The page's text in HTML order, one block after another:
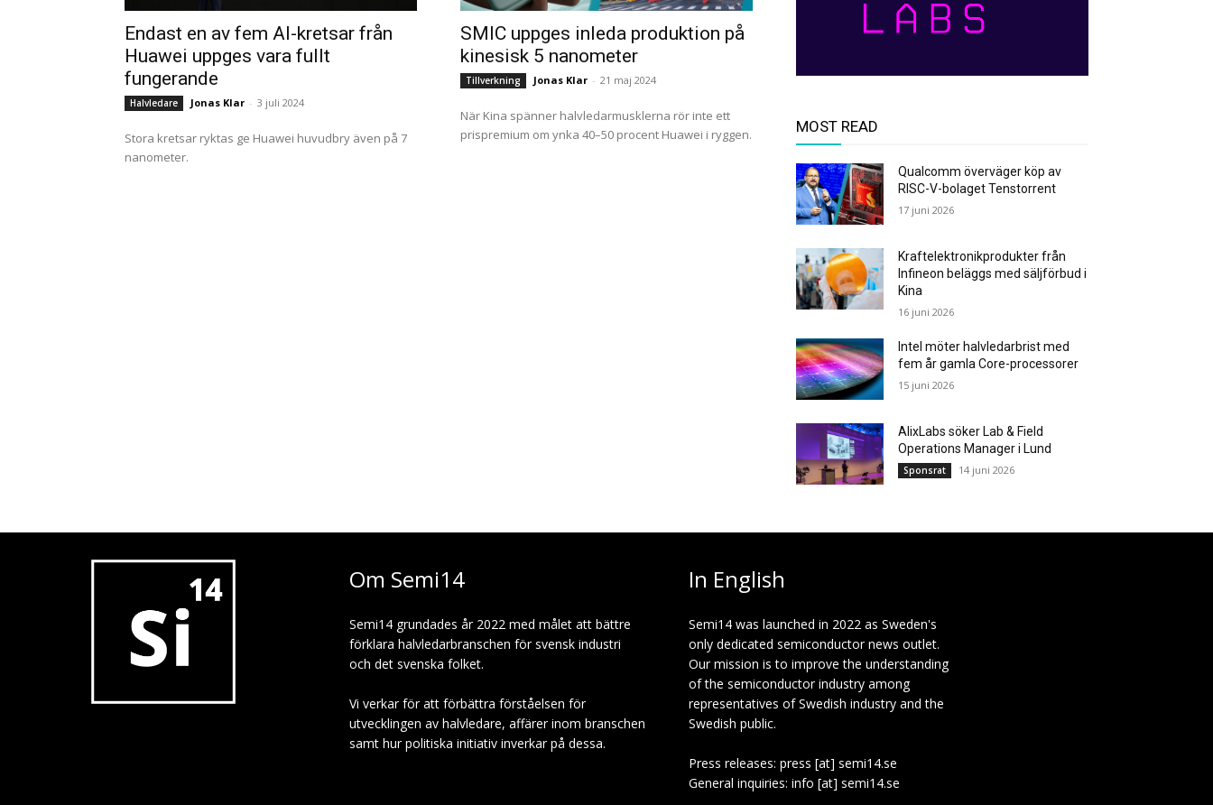
Endast en av fem AI-kretsar från
Huawei uppges vara fullt
fungerande
Halvledare Jonas Klar - 3 juli 2024
Stora kretsar ryktas ge Huawei huvudbry även på 7
nanometer.
SMIC uppges inleda produktion på
kinesisk 5 nanometer
Tillverkning Jonas Klar - 21 maj 2024
När Kina spänner halvledarmusklerna rör inte ett
prispremium om ynka 40–50 procent Huawei i ryggen.
MOST READ
Qualcomm överväger köp av
RISC-V-bolaget Tenstorrent
17 juni 2026
Kraftelektronikprodukter från
Infineon beläggs med säljförbud i
Kina
16 juni 2026
Intel möter halvledarbrist med
fem år gamla Core-processorer
15 juni 2026
AlixLabs söker Lab & Field
Operations Manager i Lund
Sponsrat 14 juni 2026
Om Semi14
Semi14 grundades år 2022 med målet att bättre
förklara halvledarbranschen för svensk industri
och det svenska folket.
Vi verkar för att förbättra förståelsen för
utvecklingen av halvledare, affärer inom branschen
samt hur politiska initiativ inverkar på dessa.
In English
Semi14 was launched in 2022 as Sweden's
only dedicated semiconductor news outlet.
Our mission is to improve the understanding
of the semiconductor industry among
representatives of Swedish industry and the
Swedish public.
Press releases: press [at] semi14.se
General inquiries: info [at] semi14.se